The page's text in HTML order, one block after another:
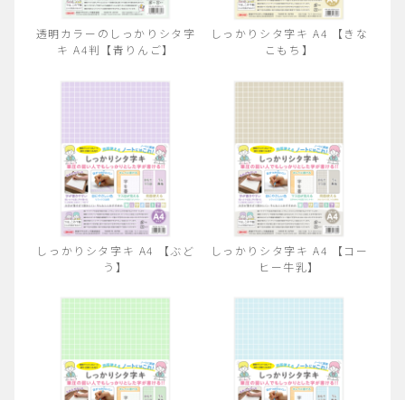
透明カラーのしっかりシタ字
キ A4判【青りんご】
しっかりシタ字キ A4 【きな
こもち】
しっかりシタ字キ A4 【ぶど
う】
しっかりシタ字キ A4 【コー
ヒー牛乳】